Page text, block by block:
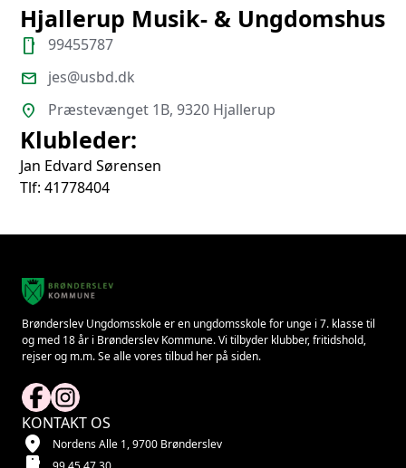
Hjallerup Musik- & Ungdomshus
smartphone 99455787
mail jes@usbd.dk
location_on Præstevænget 1B, 9320 Hjallerup
Klubleder:
Jan Edvard Sørensen
Tlf: 41778404
Brønderslev Ungdomsskole er en ungdomsskole for unge i 7. klasse til
og med 18 år i Brønderslev Kommune. Vi tilbyder klubber, fritidshold,
rejser og m.m. Se alle vores tilbud her på siden.
KONTAKT OS
location_on Nordens Alle 1, 9700 Brønderslev